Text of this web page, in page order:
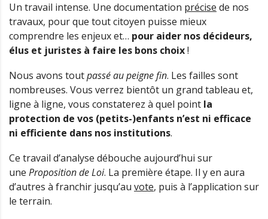
Un travail intense. Une documentation précise de nos
travaux, pour que tout citoyen puisse mieux
comprendre les enjeux et… pour aider nos décideurs,
élus et juristes à faire les bons choix!
Nous avons toutpassé au peigne fin. Les failles sont
nombreuses. Vous verrez bientôt un grand tableau et,
ligne à ligne, vous constaterez à quel point la
protection de vos (petits-)enfants n’est ni efficace
ni efficiente dans nos institutions.
Ce travail d’analyse débouche aujourd’hui sur
une Proposition de Loi. La première étape. Il y en aura
d’autres à franchir jusqu’au vote, puis à l’application sur
le terrain.